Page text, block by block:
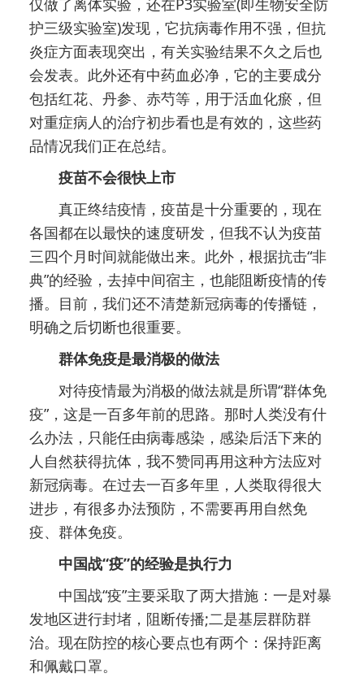
仅做了离体实验，还在P3实验室(即生物安全防
护三级实验室)发现，它抗病毒作用不强，但抗
炎症方面表现突出，有关实验结果不久之后也
会发表。此外还有中药血必净，它的主要成分
包括红花、丹参、赤芍等，用于活血化瘀，但
对重症病人的治疗初步看也是有效的，这些药
品情况我们正在总结。
疫苗不会很快上市
真正终结疫情，疫苗是十分重要的，现在
各国都在以最快的速度研发，但我不认为疫苗
三四个月时间就能做出来。此外，根据抗击“非
典”的经验，去掉中间宿主，也能阻断疫情的传
播。目前，我们还不清楚新冠病毒的传播链，
明确之后切断也很重要。
群体免疫是最消极的做法
对待疫情最为消极的做法就是所谓“群体免
疫”，这是一百多年前的思路。那时人类没有什
么办法，只能任由病毒感染，感染后活下来的
人自然获得抗体，我不赞同再用这种方法应对
新冠病毒。在过去一百多年里，人类取得很大
进步，有很多办法预防，不需要再用自然免
疫、群体免疫。
中国战“疫”的经验是执行力
中国战“疫”主要采取了两大措施：一是对暴
发地区进行封堵，阻断传播;二是基层群防群
治。现在防控的核心要点也有两个：保持距离
和佩戴口罩。